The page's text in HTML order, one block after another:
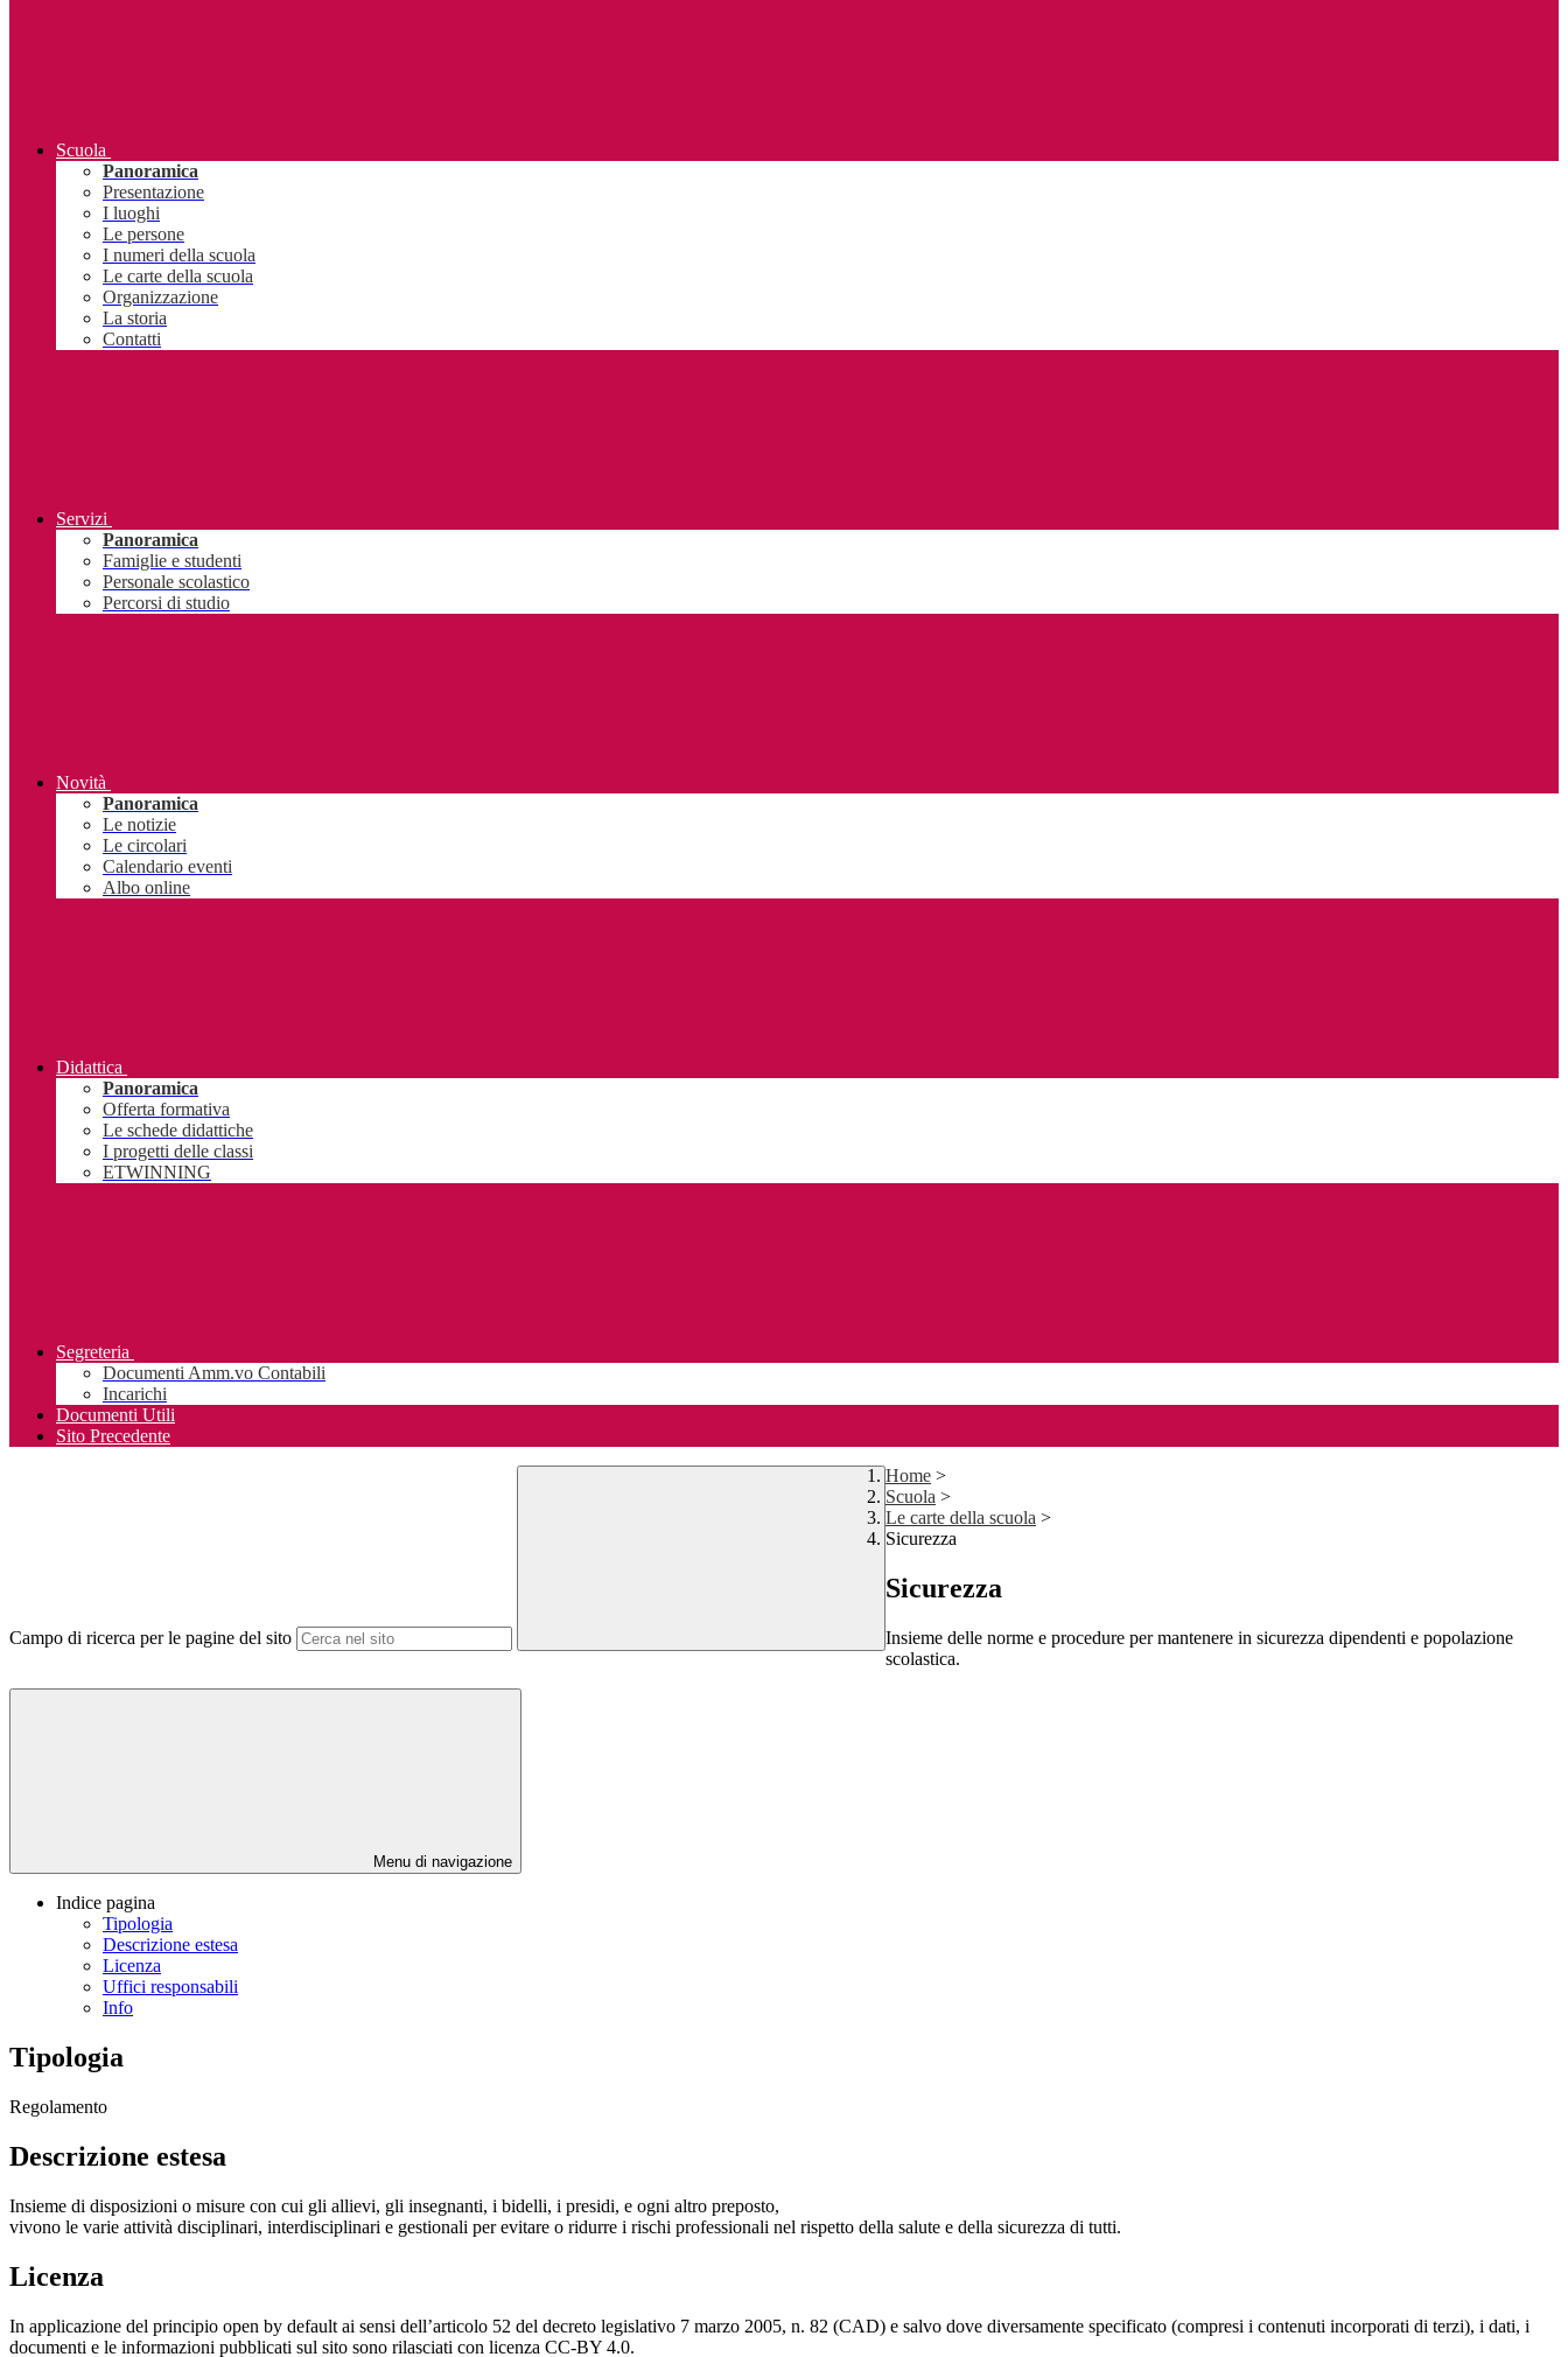
Scuola
Panoramica
Presentazione
I luoghi
Le persone
I numeri della scuola
Le carte della scuola
Organizzazione
La storia
Contatti
Servizi
Panoramica
Famiglie e studenti
Personale scolastico
Percorsi di studio
Novità
Panoramica
Le notizie
Le circolari
Calendario eventi
Albo online
Didattica
Panoramica
Offerta formativa
Le schede didattiche
I progetti delle classi
ETWINNING
Segreteria
Documenti Amm.vo Contabili
Incarichi
Documenti Utili
Sito Precedente
Campo di ricerca per le pagine del sito
Home >
Scuola >
Le carte della scuola >
Sicurezza
Sicurezza
Insieme delle norme e procedure per mantenere in sicurezza dipendenti e popolazione
scolastica.
Menu di navigazione
Indice pagina
Tipologia
Descrizione estesa
Licenza
Uffici responsabili
Info
Tipologia
Regolamento
Descrizione estesa
Insieme di disposizioni o misure con cui gli allievi, gli insegnanti, i bidelli, i presidi, e ogni altro preposto,
vivono le varie attività disciplinari, interdisciplinari e gestionali per evitare o ridurre i rischi professionali nel rispetto della salute e della sicurezza di tutti.
Licenza
In applicazione del principio open by default ai sensi dell’articolo 52 del decreto legislativo 7 marzo 2005, n. 82 (CAD) e salvo dove diversamente specificato (compresi i contenuti incorporati di terzi), i dati, i
documenti e le informazioni pubblicati sul sito sono rilasciati con licenza CC-BY 4.0.